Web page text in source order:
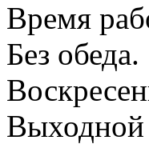
Время
Без обеда.
Выходной